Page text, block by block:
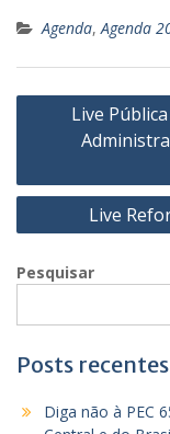
Agenda, Agenda
Navegação
Live
Live
Pesquisar
Posts recentes
Diga não à PEC